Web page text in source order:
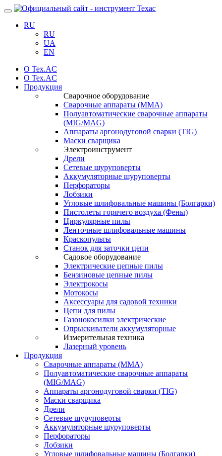
Навигация
RU
RU
UA
EN
О Tex.AC
О Tex.AC
Продукция
Сварочное оборудование
Сварочные аппараты (ММА)
Полуавтоматические сварочные аппараты
(MIG/MAG)
Аппараты аргонодуговой сварки (TIG)
Маски сварщика
Электроинструмент
Дрели
Сетевые шуруповерты
Аккумуляторные шуруповерты
Перфораторы
Лобзики
Угловые шлифовальные машины (Болгарки)
Пистолеты горячего воздуха (Фены)
Циркулярные пилы
Ленточные шлифовальные машины
Краскопульты
Станок для заточки цепи
Садовое оборудование
Электрические цепные пилы
Бензиновые цепные пилы
Электрокосы
Мотокосы
Аксессуары для садовой техники
Цепи для пилы
Газонокосилки электрические
Опрыскиватели аккумуляторные
Измерительная техника
Лазерный уровень
Продукция
Сварочные аппараты (ММА)
Полуавтоматические сварочные аппараты
(MIG/MAG)
Аппараты аргонодуговой сварки (TIG)
Маски сварщика
Дрели
Сетевые шуруповерты
Аккумуляторные шуруповерты
Перфораторы
Лобзики
Угловые шлифовальные машины (Болгарки)